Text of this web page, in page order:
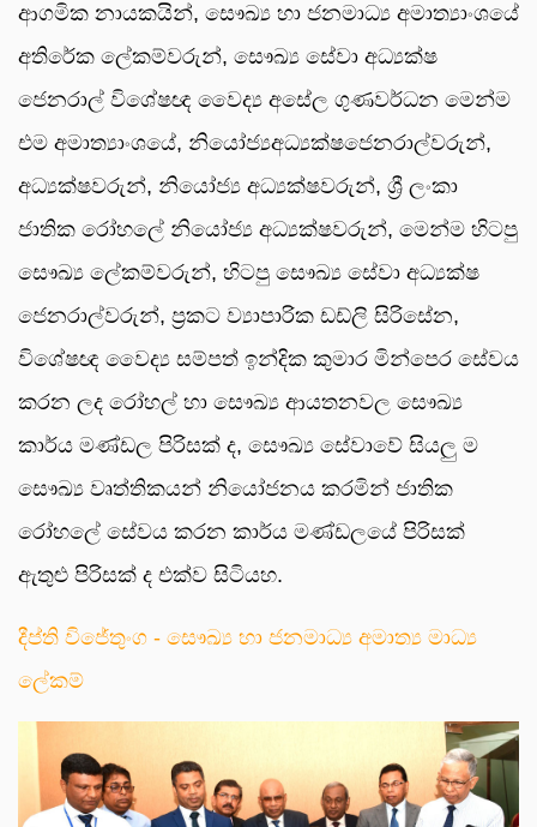
ආගමික නායකයින්, සෞඛ්‍ය හා ජනමාධ්‍ය අමාත්‍යාංශයේ
අතිරේක ලේකම්වරුන්, සෞඛ්‍ය සේවා අධ්‍යක්ෂ
ජෙනරාල් විශේෂඥ වෛද්‍ය අසේල ගුණවර්ධන මෙන්ම
එම අමාත්‍යාංශයේ, නියෝජ්‍යඅධ්‍යක්ෂජෙනරාල්වරුන්,
අධ්‍යක්ෂවරුන්, නියෝජ්‍ය අධ්‍යක්ෂවරුන්, ශ්‍රී ලංකා
ජාතික රෝහලේ නියෝජ්‍ය අධ්‍යක්ෂවරුන්, මෙන්ම හිටපු
සෞඛ්‍ය ලේකම්වරුන්, හිටපු සෞඛ්‍ය සේවා අධ්‍යක්ෂ
ජෙනරාල්වරුන්, ප්‍රකට ව්‍යාපාරික ඩඩ්ලි සිරිසේන,
විශේෂඥ වෛද්‍ය සම්පත් ඉන්දික කුමාර මින්පෙර සේවය
කරන ලද රෝහල් හා සෞඛ්‍ය ආයතනවල සෞඛ්‍ය
කාර්ය මණ්ඩල පිරිසක් ද, සෞඛ්‍ය සේවාවේ සියලු ම
සෞඛ්‍ය වෘත්තිකයන් නියෝජනය කරමින් ජාතික
රෝහලේ සේවය කරන කාර්ය මණ්ඩලයේ පිරිසක්
ඇතුළු පිරිසක් ද එක්ව සිටියහ.
දීප්ති විජේතුංග - සෞඛ්‍ය හා ජනමාධ්‍ය අමාත්‍ය මාධ්‍ය
ලේකම්